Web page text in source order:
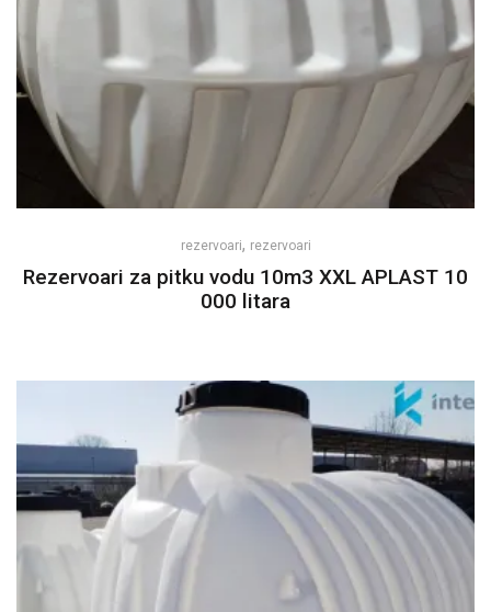
rezervoari, rezervoari
Rezervoari za pitku vodu 10m3 XXL APLAST 10
000 litara